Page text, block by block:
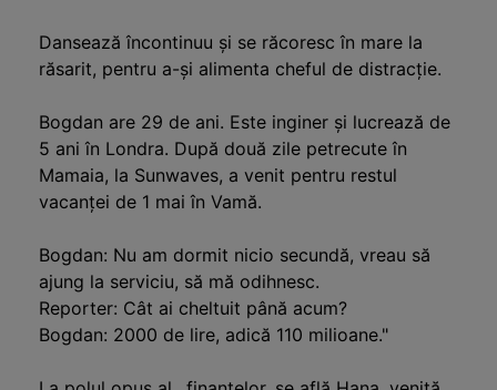
Dansează încontinuu și se răcoresc în mare la
răsarit, pentru a-și alimenta cheful de distracție.
Bogdan are 29 de ani. Este inginer și lucrează de
5 ani în Londra. După două zile petrecute în
Mamaia, la Sunwaves, a venit pentru restul
vacanței de 1 mai în Vamă.
Bogdan: Nu am dormit nicio secundă, vreau să
ajung la serviciu, să mă odihnesc.
Reporter: Cât ai cheltuit până acum?
Bogdan: 2000 de lire, adică 110 milioane."